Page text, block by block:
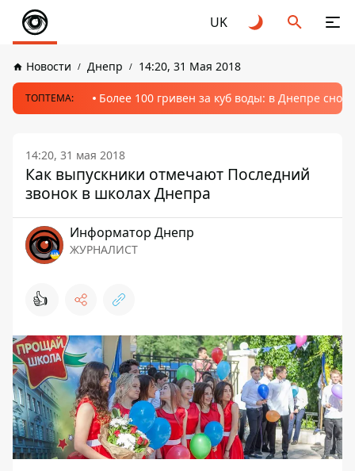
UK
Новости Днепр 14:20, 31 Мая 2018
ТОПТЕМА: Более 100 гривен за куб воды: в Днепре
14:20, 31 мая 2018
Как выпускники отмечают Последний
звонок в школах Днепра
Информатор Днепр
ЖУРНАЛИСТ
👍